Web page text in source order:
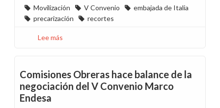
Movilización V Convenio
embajada de Italia
precarización
recortes
Lee más
lema
para
las
Comisiones Obreras hace balance de la
negociación del V Convenio Marco
Endesa